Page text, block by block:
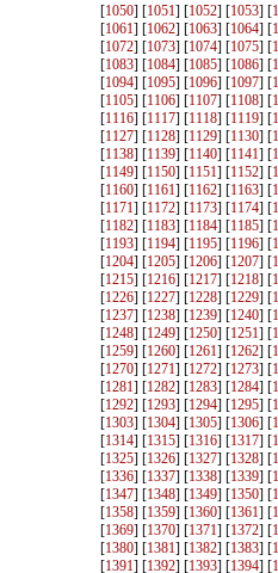
[1050] [1051] [1052] [1053] [
[1061] [1062] [1063] [1064] [
[1072] [1073] [1074] [1075] [
[1083] [1084] [1085] [1086] [
[1094] [1095] [1096] [1097] [
[1105] [1106] [1107] [1108] [
[1116] [1117] [1118] [1119] [
[1127] [1128] [1129] [1130] [
[1138] [1139] [1140] [1141] [
[1149] [1150] [1151] [1152] [
[1160] [1161] [1162] [1163] [
[1171] [1172] [1173] [1174] [
[1182] [1183] [1184] [1185] [
[1193] [1194] [1195] [1196] [
[1204] [1205] [1206] [1207] [
[1215] [1216] [1217] [1218] [
[1226] [1227] [1228] [1229] [
[1237] [1238] [1239] [1240] [
[1248] [1249] [1250] [1251] [
[1259] [1260] [1261] [1262] [
[1270] [1271] [1272] [1273] [
[1281] [1282] [1283] [1284] [
[1292] [1293] [1294] [1295] [
[1303] [1304] [1305] [1306] [
[1314] [1315] [1316] [1317] [
[1325] [1326] [1327] [1328] [
[1336] [1337] [1338] [1339] [
[1347] [1348] [1349] [1350] [
[1358] [1359] [1360] [1361] [
[1369] [1370] [1371] [1372] [
[1380] [1381] [1382] [1383] [
[1391] [1392] [1393] [1394] [